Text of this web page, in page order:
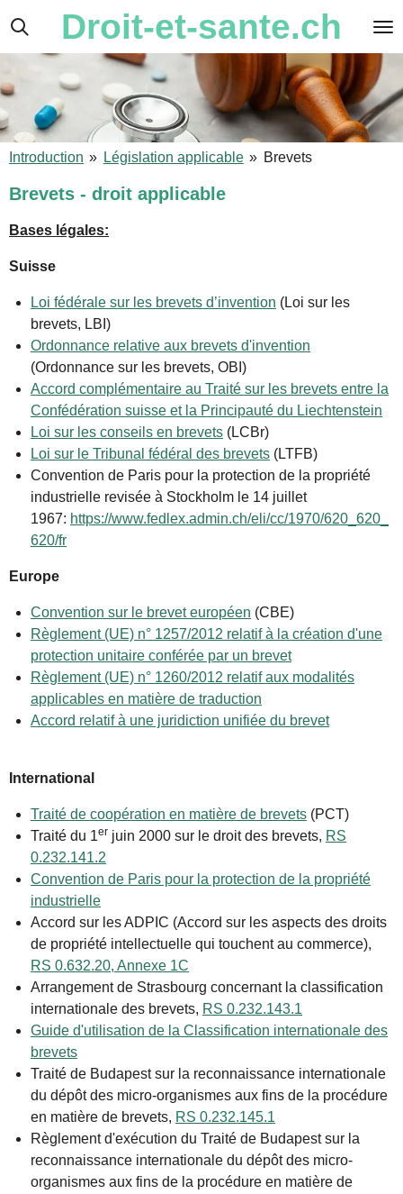
Passer
contenu
principal
Droit-et-sante.ch
Introduction » Législation applicable » Brevets
Brevets - droit applicable
Bases légales:
Suisse
Loi fédérale sur les brevets d’invention (Loi sur les
brevets, LBI)
Ordonnance relative aux brevets d'invention
(Ordonnance sur les brevets, OBI)
Accord complémentaire au Traité sur les brevets entre la
Confédération suisse et la Principauté du Liechtenstein
Loi sur les conseils en brevets (LCBr)
Loi sur le Tribunal fédéral des brevets (LTFB)
Convention de Paris pour la protection de la propriété
industrielle revisée à Stockholm le 14 juillet
1967: https://www.fedlex.admin.ch/eli/cc/1970/620_620_
620/fr
Europe
Convention sur le brevet européen (CBE)
Règlement (UE) n° 1257/2012 relatif à la création d'une
protection unitaire conférée par un brevet
Règlement (UE) n° 1260/2012 relatif aux modalités
applicables en matière de traduction
Accord relatif à une juridiction unifiée du brevet
International
Traité de coopération en matière de brevets (PCT)
Traité du 1er juin 2000 sur le droit des brevets, RS
0.232.141.2
Convention de Paris pour la protection de la propriété
industrielle
Accord sur les ADPIC (Accord sur les aspects des droits
de propriété intellectuelle qui touchent au commerce),
RS 0.632.20, Annexe 1C
Arrangement de Strasbourg concernant la classification
internationale des brevets, RS 0.232.143.1
Guide d'utilisation de la Classification internationale des
brevets
Traité de Budapest sur la reconnaissance internationale
du dépôt des micro-organismes aux fins de la procédure
en matière de brevets, RS 0.232.145.1
Règlement d'exécution du Traité de Budapest sur la
reconnaissance internationale du dépôt des micro-
organismes aux fins de la procédure en matière de